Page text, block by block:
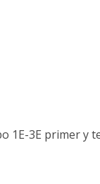
1E-3E primer y